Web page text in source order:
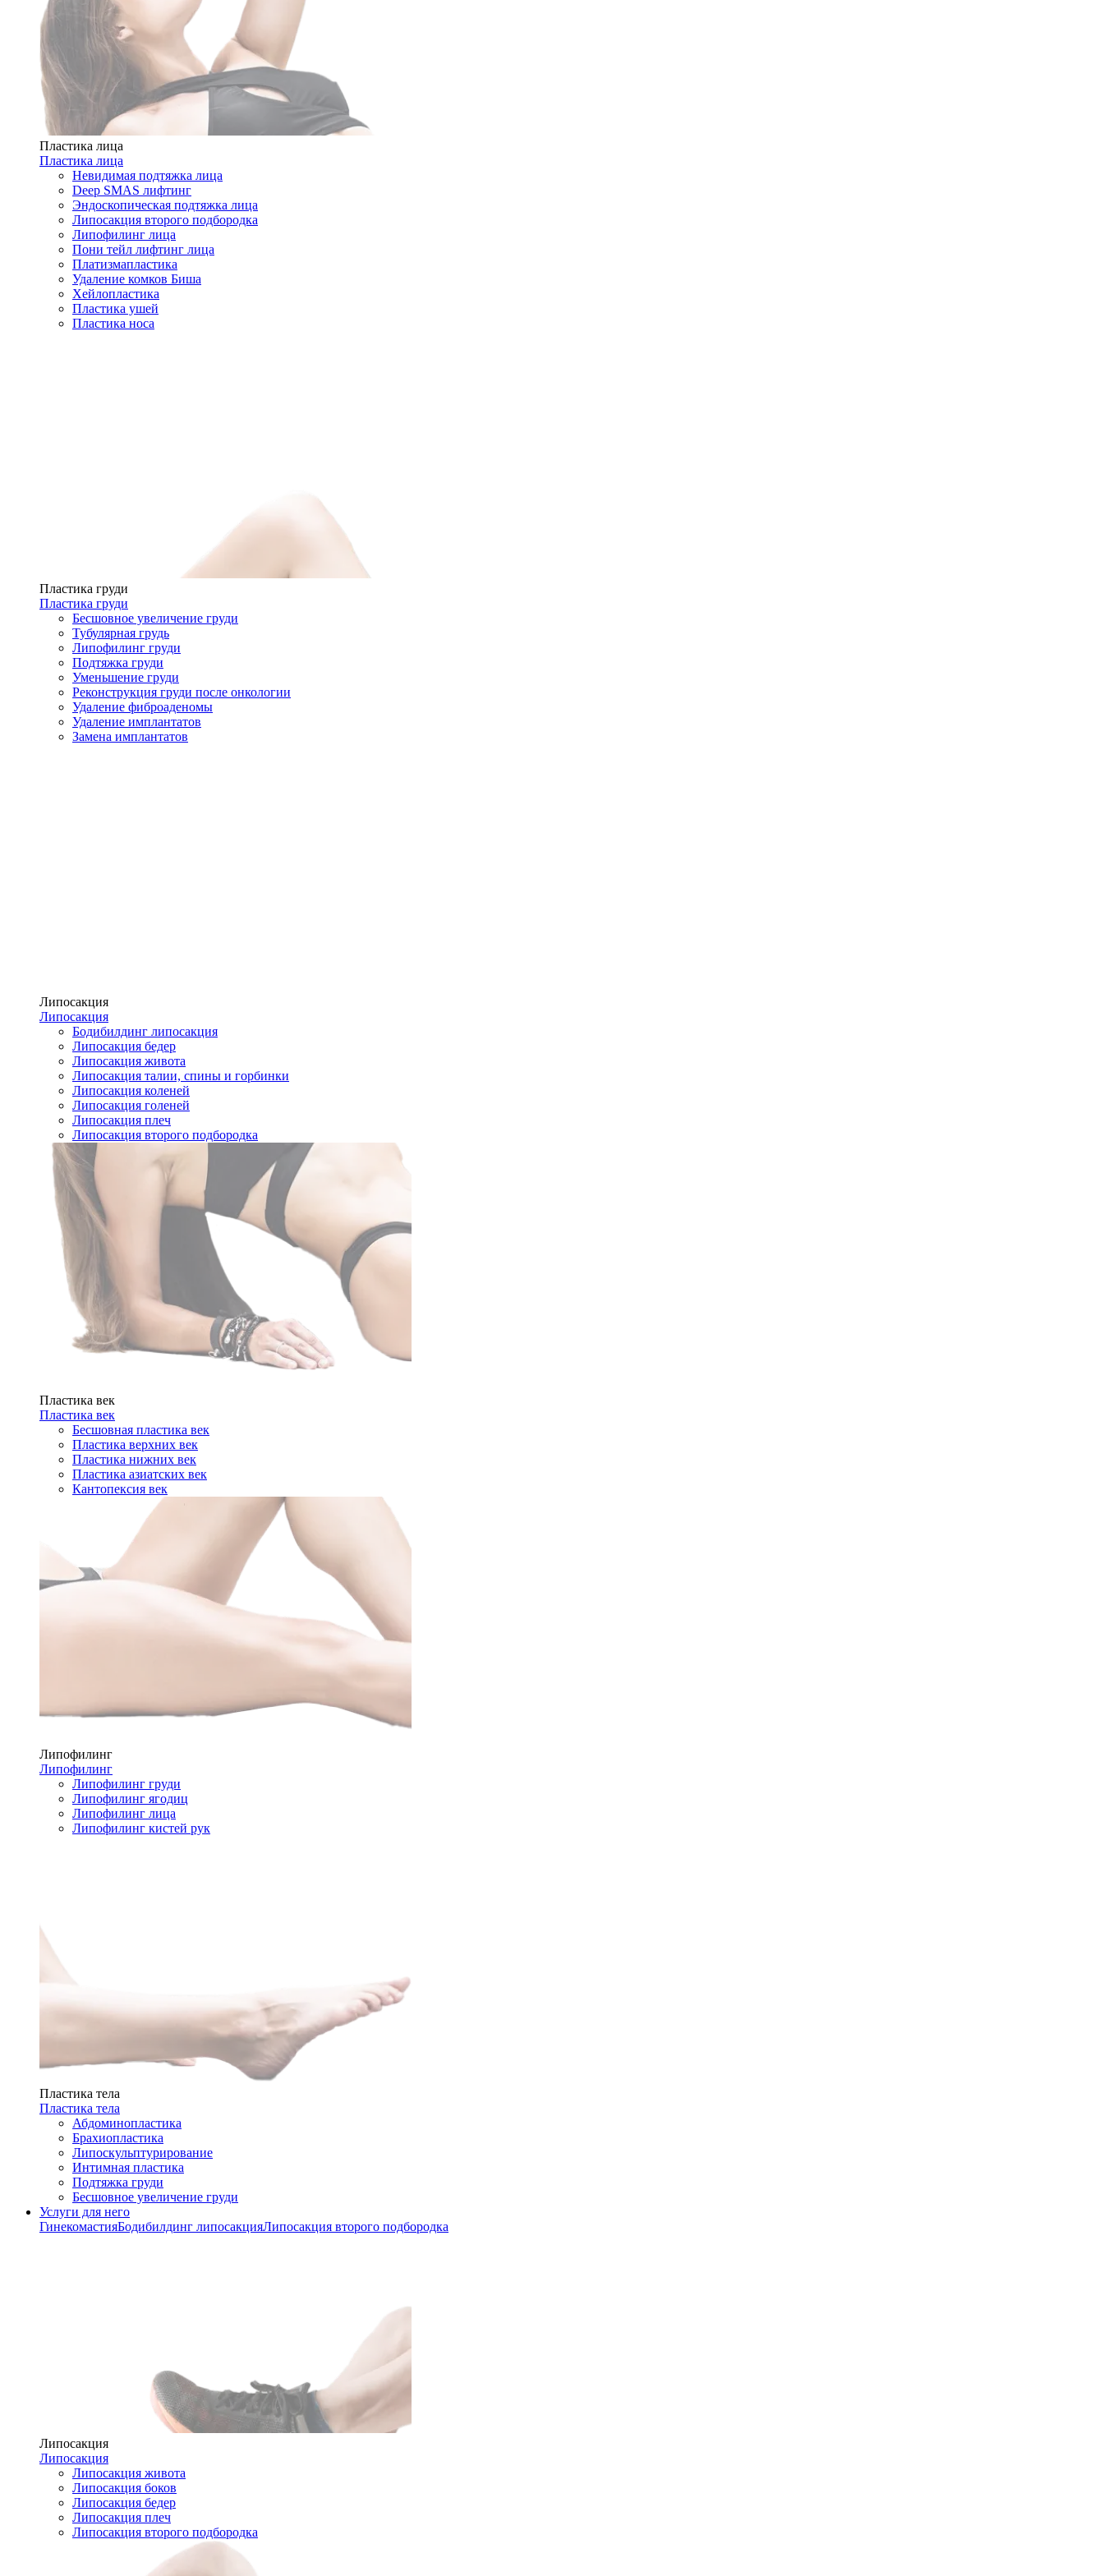
Пластика лица
Пластика лица
Невидимая подтяжка лица
Deep SMAS лифтинг
Эндоскопическая подтяжка лица
Липосакция второго подбородка
Липофилинг лица
Пони тейл лифтинг лица
Платизмапластика
Удаление комков Биша
Хейлопластика
Пластика ушей
Пластика носа
Пластика груди
Пластика груди
Бесшовное увеличение груди
Тубулярная грудь
Липофилинг груди
Подтяжка груди
Уменьшение груди
Реконструкция груди после онкологии
Удаление фиброаденомы
Удаление имплантатов
Замена имплантатов
Липосакция
Липосакция
Бодибилдинг липосакция
Липосакция бедер
Липосакция живота
Липосакция талии, спины и горбинки
Липосакция коленей
Липосакция голеней
Липосакция плеч
Липосакция второго подбородка
Пластика век
Пластика век
Бесшовная пластика век
Пластика верхних век
Пластика нижних век
Пластика азиатских век
Кантопексия век
Липофилинг
Липофилинг
Липофилинг груди
Липофилинг ягодиц
Липофилинг лица
Липофилинг кистей рук
Пластика тела
Пластика тела
Абдоминопластика
Брахиопластика
Липоскульптурирование
Интимная пластика
Подтяжка груди
Бесшовное увеличение груди
Услуги для него
ГинекомастияБодибилдинг липосакцияЛипосакция второго подбородка
Липосакция
Липосакция
Липосакция живота
Липосакция боков
Липосакция бедер
Липосакция плеч
Липосакция второго подбородка